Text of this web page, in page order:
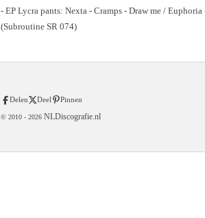
- EP Lycra pants: Nexta - Cramps - Draw me /
(Subroutine SR 074)
Delen Deel Pinnen
© 2010 - 2026 NLDiscografie.nl